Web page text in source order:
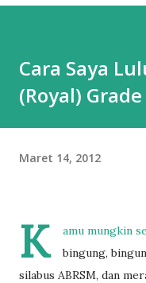
Cara Saya
(Royal)
Maret 14, 2012
K
amu mungkin
bingung,
silabus ABRSM, dan